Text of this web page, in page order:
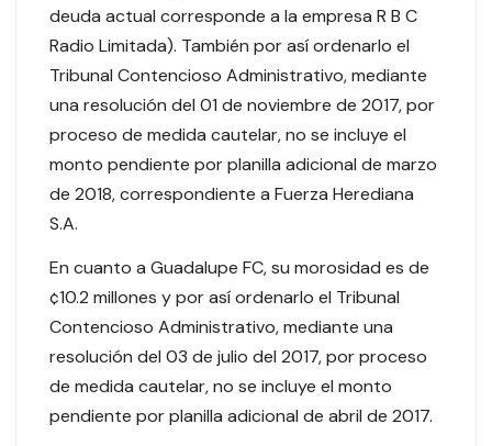
deuda actual corresponde a la empresa R B C
Radio Limitada). También por así ordenarlo el
Tribunal Contencioso Administrativo, mediante
una resolución del 01 de noviembre de 2017, por
proceso de medida cautelar, no se incluye el
monto pendiente por planilla adicional de marzo
de 2018, correspondiente a Fuerza Herediana
S.A.
En cuanto a Guadalupe FC, su morosidad es de
¢10.2 millones y por así ordenarlo el Tribunal
Contencioso Administrativo, mediante una
resolución del 03 de julio del 2017, por proceso
de medida cautelar, no se incluye el monto
pendiente por planilla adicional de abril de 2017.